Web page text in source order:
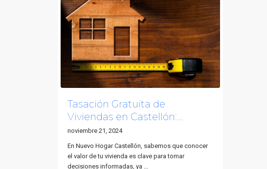
Tasación Gratuita de
Viviendas en Castellón:...
noviembre 21, 2024
En Nuevo Hogar Castellón, sabemos que conocer
el valor de tu vivienda es clave para tomar
decisiones informadas, ya